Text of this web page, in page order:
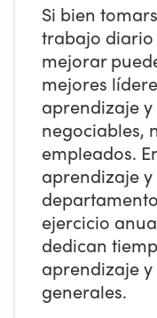
Si bien
trabajo diario
mejorar
mejores
aprendizaje
negociables,
empleados.
aprendizaje
ejercicio
dedican
aprendizaje
generales.